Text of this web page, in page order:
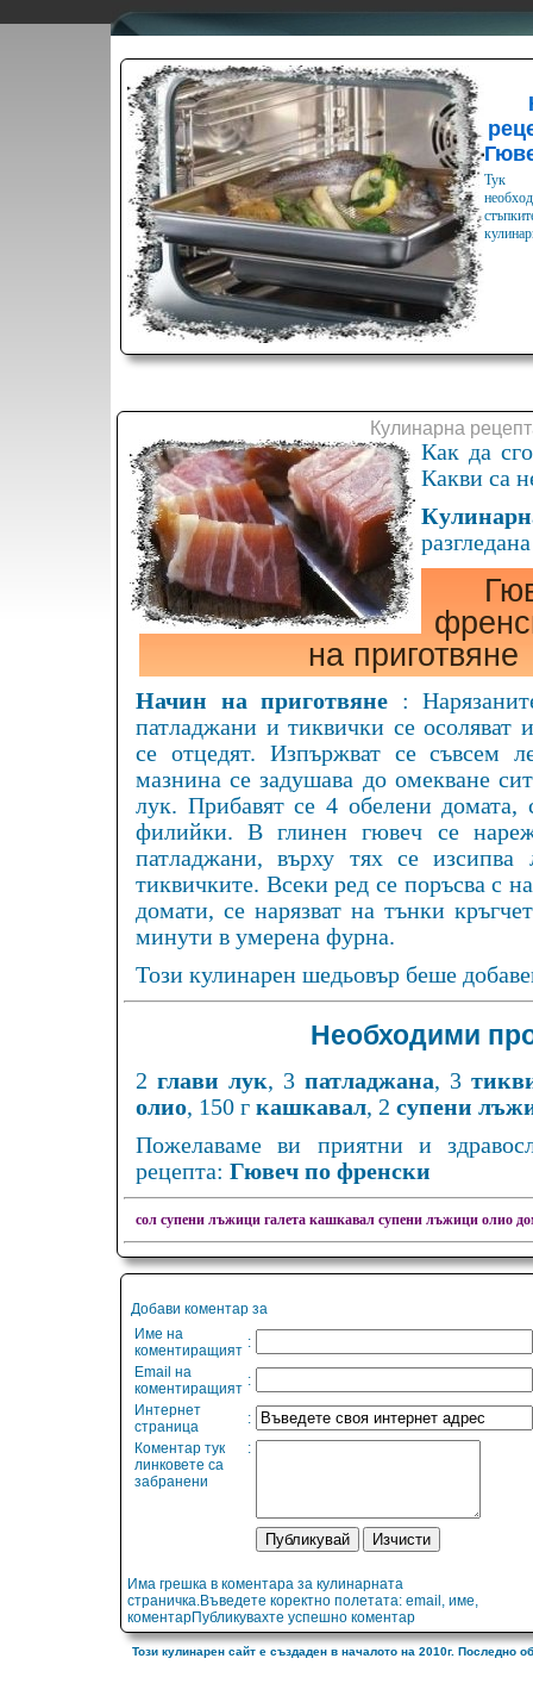
Тук
Кулинарна
Как да
Какви са
на приготвяне
Начин на приготвяне :
патладжани и тиквички се осоляват
се отцедят. Изпържват се съвсем
мазнина се задушава до омекване
лук. Прибавят се 4 обелени домата,
филийки. В глинен гювеч се
патладжани, върху тях се
тиквичките. Всеки ред се поръсва с
домати, се нарязват на тънки
минути в умерена фурна.
Този кулинарен шедьовър беше
Необходими
2 глави лук, 3 патладжана, 3
олио, 150 г кашкавал, 2 супени
Пожелаваме ви приятни и
рецепта: Гювеч по френски
сол супени лъжици галета кашкавал супени лъжици олио
Добави коментар за
Име на
коментиращият :
Email на
коментиращият :
Интернет
страница
:
Коментар тук
линковете са
забранени
:
Има грешка в коментара за кулинарната
страничка.Въведете коректно полетата: email, име,
коментарПубликувахте успешно коментар
Този кулинарен сайт е създаден в началото на 2010г. Последно